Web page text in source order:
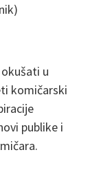
u
komičarski
publike i